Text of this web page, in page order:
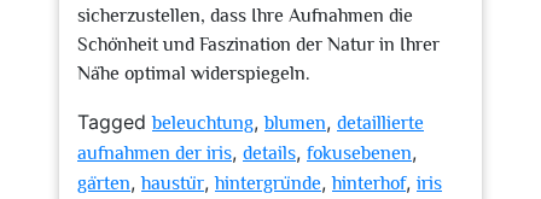
sicherzustellen, dass Ihre Aufnahmen die
Schönheit und Faszination der Natur in Ihrer
Nähe optimal widerspiegeln.
Taggedbeleuchtung,blumen, detaillierte
aufnahmen der iris, details, fokusebenen,
gärten,haustür,hintergründe,hinterhof, iris